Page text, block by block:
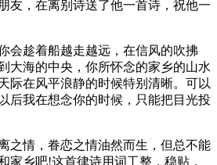
友，在离别诗送了他一首诗，祝他一
会趁着船越走越远，在信风的吹拂
大海的中央，你所怀念的家乡的山水
际在风平浪静的时候特别清晰。可以
后我在想念你的时候，只能把目光投
之情，眷恋之情油然而生，但总不能
家乡吧!这首律诗用词工整，稳贴，